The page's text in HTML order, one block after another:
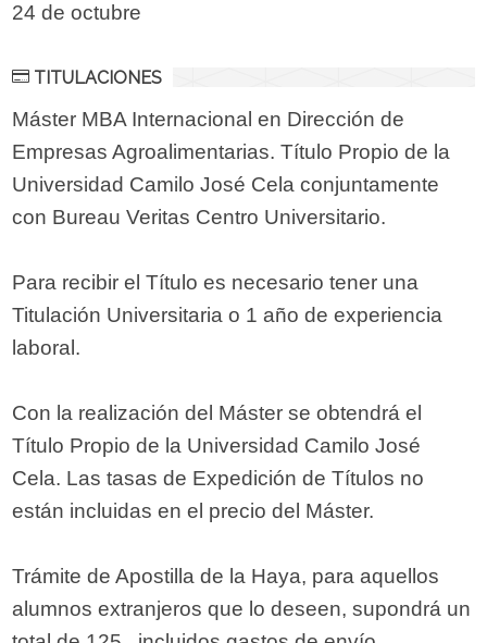
24 de octubre
TITULACIONES
Máster MBA Internacional en Dirección de
Empresas Agroalimentarias. Título Propio de la
Universidad Camilo José Cela conjuntamente
con Bureau Veritas Centro Universitario.
Para recibir el Título es necesario tener una
Titulación Universitaria o 1 año de experiencia
laboral.
Con la realización del Máster se obtendrá el
Título Propio de la Universidad Camilo José
Cela. Las tasas de Expedición de Títulos no
están incluidas en el precio del Máster.
Trámite de Apostilla de la Haya, para aquellos
alumnos extranjeros que lo deseen, supondrá un